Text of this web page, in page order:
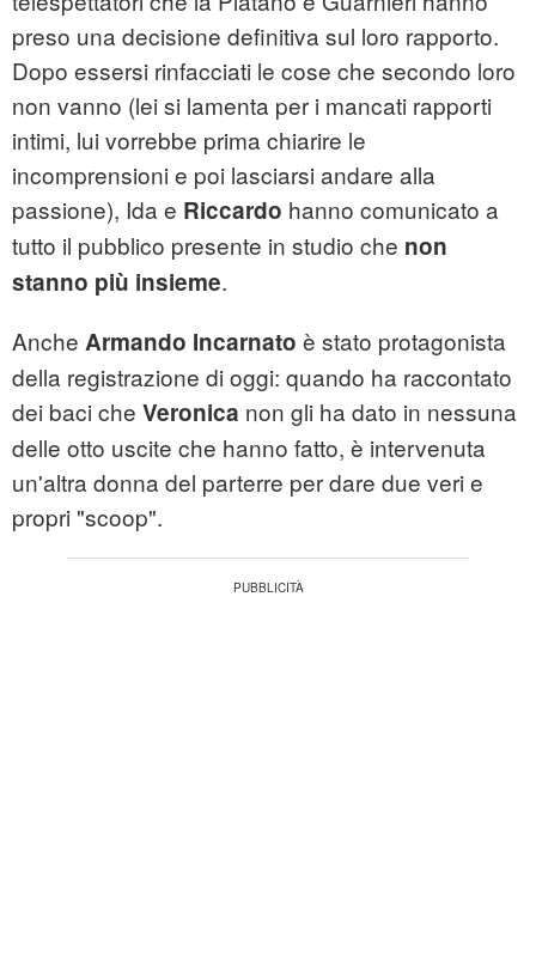
preso una decisione definitiva sul loro rapporto.
Dopo essersi rinfacciati le cose che secondo loro
non vanno (lei si lamenta per i mancati rapporti
intimi, lui vorrebbe prima chiarire le
incomprensioni e poi lasciarsi andare alla
passione), Ida e Riccardo hanno comunicato a
tutto il pubblico presente in studio che non
stanno più insieme.
Anche Armando Incarnato è stato protagonista
della registrazione di oggi: quando ha raccontato
dei baci che Veronica non gli ha dato in nessuna
delle otto uscite che hanno fatto, è intervenuta
un'altra donna del parterre per dare due veri e
propri "scoop".